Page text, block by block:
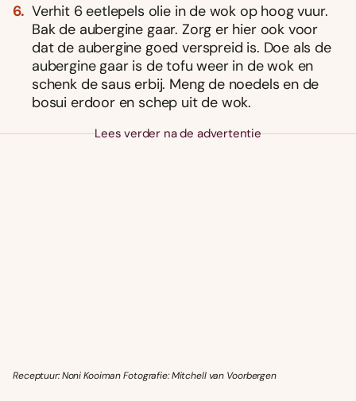
Verhit 6 eetlepels olie in de wok op hoog vuur.
Bak de aubergine gaar. Zorg er hier ook voor
dat de aubergine goed verspreid is. Doe als de
aubergine gaar is de tofu weer in de wok en
schenk de saus erbij. Meng de noedels en de
bosui erdoor en schep uit de wok.
Lees verder na de advertentie
Receptuur: Noni Kooiman Fotografie: Mitchell van Voorbergen